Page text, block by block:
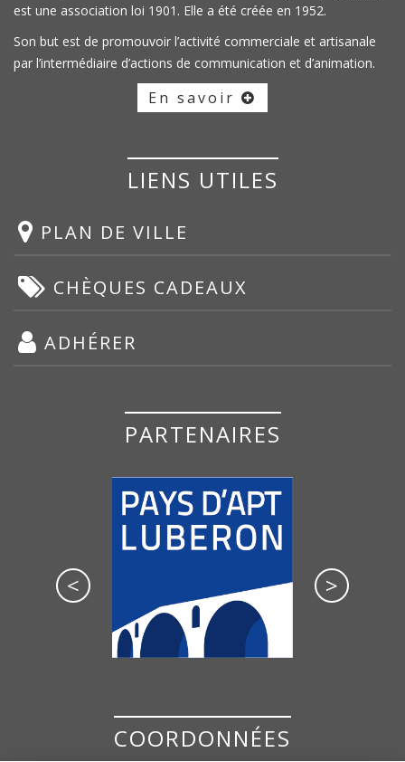
est une association loi 1901. Elle a été créée en 1952.
Son but est de promouvoir l’activité commerciale et artisanale
par l’intermédiaire d’actions de communication et d’animation.
En savoir
LIENS UTILES
PLAN DE VILLE
CHÈQUES CADEAUX
ADHÉRER
PARTENAIRES
< >
COORDONNÉES